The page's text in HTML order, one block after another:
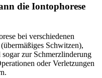
‍die Iontophorese
bei verschiedenen
Schwitzen),
zur Schmerzlinderung
oder Verletzungen